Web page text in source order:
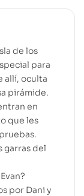
de los
para
allí, oculta
pirámide.
en
que les
garras del
por Dani y